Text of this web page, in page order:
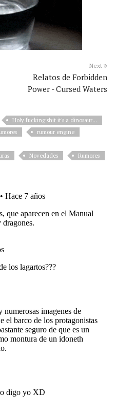
Next
Relatos de Forbidden
Power - Cursed Waters
Holy fucking shit it's a dinosaur...
rumour engine
Novedades Rumores